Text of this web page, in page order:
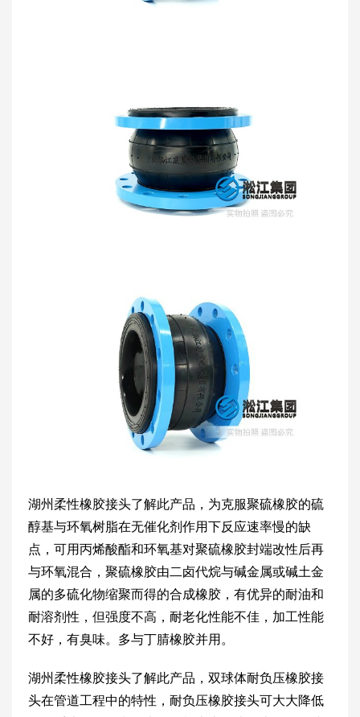
湖州柔性橡胶接头了解此产品，为克服聚硫橡胶的硫
醇基与环氧树脂在无催化剂作用下反应速率慢的缺
点，可用丙烯酸酯和环氧基对聚硫橡胶封端改性后再
与环氧混合，聚硫橡胶由二卤代烷与碱金属或碱土金
属的多硫化物缩聚而得的合成橡胶，有优异的耐油和
耐溶剂性，但强度不高，耐老化性能不佳，加工性能
不好，有臭味。多与丁腈橡胶并用。
湖州柔性橡胶接头了解此产品，双球体耐负压橡胶接
头在管道工程中的特性，耐负压橡胶接头可大大降低